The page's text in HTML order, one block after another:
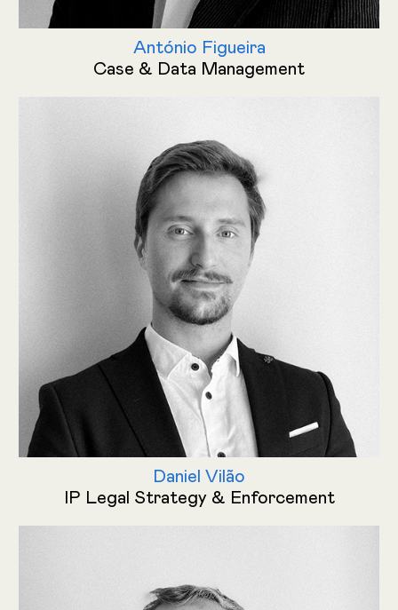
António Figueira
Case & Data Management
Daniel Vilão
IP Legal Strategy & Enforcement